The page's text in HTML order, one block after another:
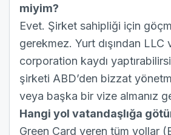
miyim?
Evet. Şirket sahipliği için
gerekmez. Yurt dışından LLC
corporation kaydı
şirketi ABD’den bizzat
veya başka bir vize almanız
Hangi yol vatandaşlığa
Green Card veren tüm yollar